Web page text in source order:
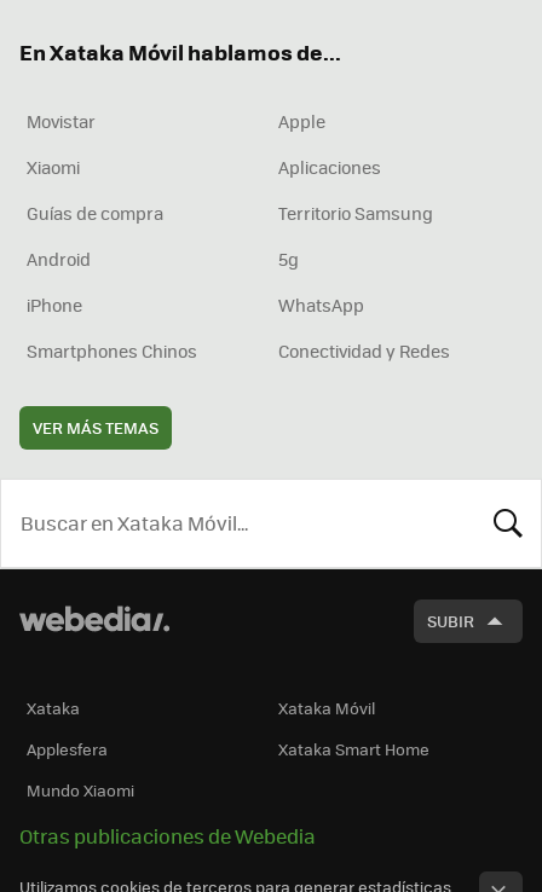
En Xataka Móvil hablamos de...
Movistar
Apple
Xiaomi
Aplicaciones
Guías de compra
Territorio Samsung
Android
5g
iPhone
WhatsApp
Smartphones Chinos
Conectividad y Redes
VER MÁS TEMAS
SUBIR
Xataka
Xataka Móvil
Applesfera
Xataka Smart Home
Mundo Xiaomi
Otras publicaciones de Webedia
Utilizamos cookies de terceros para generar estadísticas